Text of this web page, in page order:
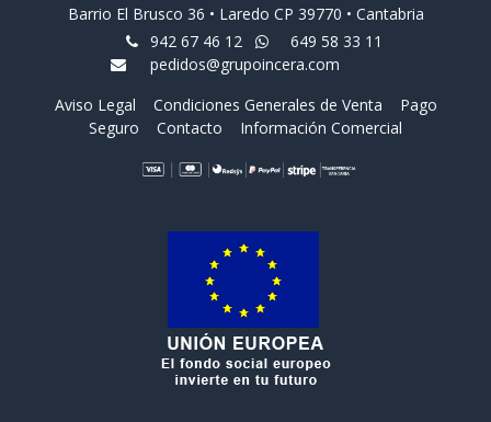
Barrio El Brusco 36 • Laredo CP 39770 • Cantabria
942 67 46 12
649 58 33 11
pedidos@grupoincera.com
Aviso Legal
Condiciones Generales de Venta
Pago
Seguro
Contacto Información Comercial